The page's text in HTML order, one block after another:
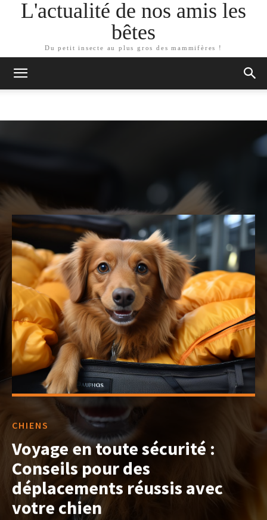
L'actualité de nos amis les
bêtes
Du petit insecte au plus gros des mammifères !
CHIENS
Voyage en toute sécurité :
Conseils pour des
déplacements réussis avec
votre chien